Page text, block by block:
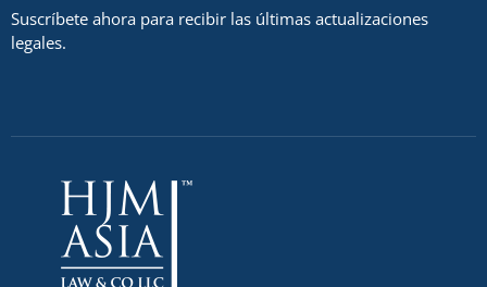
Suscríbete ahora para recibir las últimas actualizaciones
legales.